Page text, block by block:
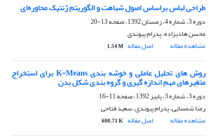
طراحی لباس براساس اصول شباهت و الگوریتم ژنتیک محاوره‌ای
دوره 3، شماره 4، زمستان 1392، صفحه
13-20
محسن هادیزاده، پدرام پیوندی
مشاهده مقاله
اصل مقاله 1.54 M
روش های تحلیل عاملی و خوشه بندی K-Means برای استخراج
متغیرهای مهم اندازه گیری و گروه بندی شکل بدن
دوره 3، شماره 3، پاییز 1392، صفحه
11-16
رضا شمسایی، پدرام پیوندی، سعید فتاحی
مشاهده مقاله
اصل مقاله 600.71 K